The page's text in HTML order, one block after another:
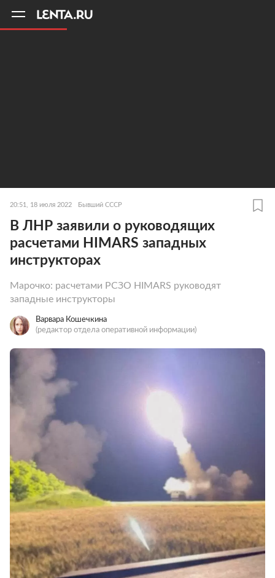
20:51, 18 июля 2022 Бывший СССР
В ЛНР заявили о руководящих
расчетами HIMARS западных
инструкторах
Марочко: расчетами РСЗО HIMARS руководят
западные инструкторы
Варвара Кошечкина
(редактор отдела оперативной информации)